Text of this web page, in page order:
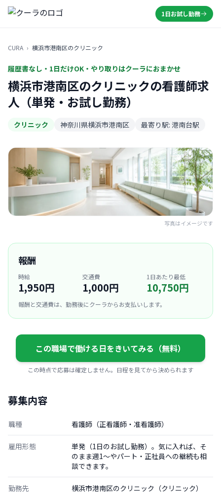
1日お試し勤務
CURA › 横浜市港南区のクリニック
履歴書なし・1日だけOK・やり取りはクーラにおまかせ
横浜市港南区のクリニックの看護師求
人（単発・お試し勤務）
クリニック 神奈川県横浜市港南区 最寄り駅: 港南台駅
写真はイメージです
報酬
時給
1,950円
交通費
1,000円
1日あたり最低
10,750円
報酬と交通費は、勤務後にクーラからお支払いします。
この職場で働ける日をきいてみる（無料）
この時点で応募は確定しません。日程を見てから決められます
募集内容
職種 看護師（正看護師・准看護師）
雇用形態
単発（1日のお試し勤務）。気に入れば、そ
のまま週1〜やパート・正社員への継続も相
談できます。
勤務先 横浜市港南区のクリニック（クリニック）